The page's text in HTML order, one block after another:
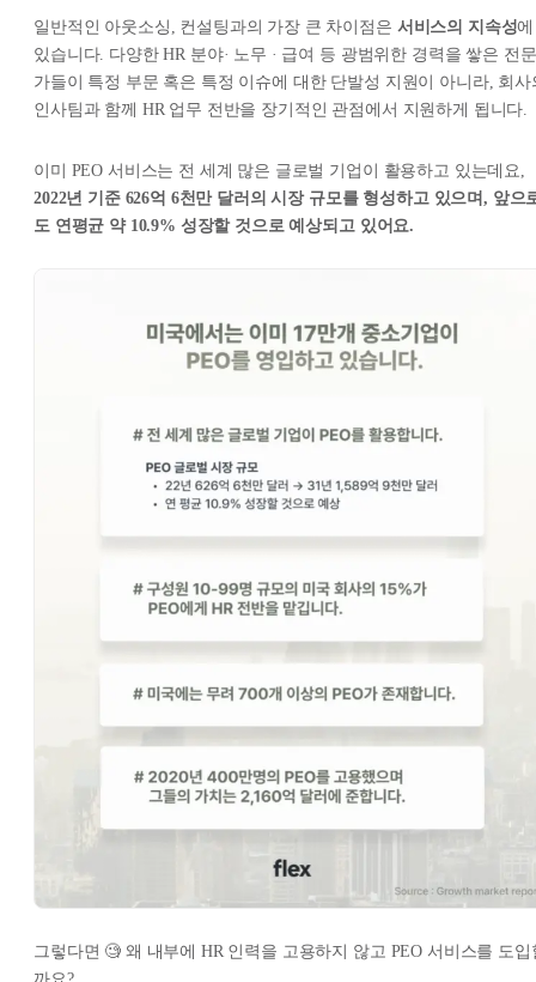
일반적인 아웃소싱, 컨설팅과의 가장 큰 차이점은 서비스의 지속성에
있습니다. 다양한 HR 분야· 노무 · 급여 등 광범위한 경력을 쌓은 전문
가들이 특정 부문 혹은 특정 이슈에 대한 단발성 지원이 아니라, 회사
인사팀과 함께 HR 업무 전반을 장기적인 관점에서 지원하게 됩니다.
이미 PEO 서비스는 전 세계 많은 글로벌 기업이 활용하고 있는데요,
2022년 기준 626억 6천만 달러의 시장 규모를 형성하고 있으며, 앞으
도 연평균 약 10.9% 성장할 것으로 예상되고 있어요.
그렇다면 🧐 왜 내부에 HR 인력을 고용하지 않고 PEO 서비스를 도입